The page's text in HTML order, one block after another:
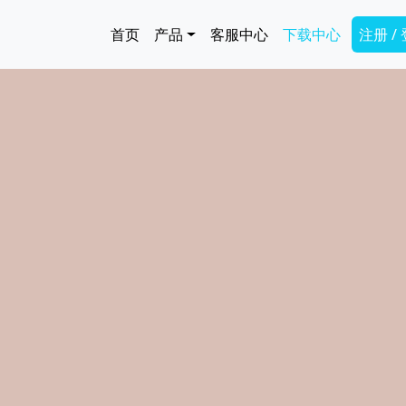
Main navigation
首页 产品 客服中心 下载中心 注册 /